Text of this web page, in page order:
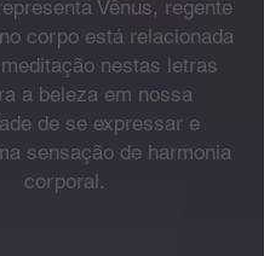
Vênus, regente
corpo está relacionada
nestas letras
a beleza em nossa
de se expressar e
sensação de harmonia
corporal.